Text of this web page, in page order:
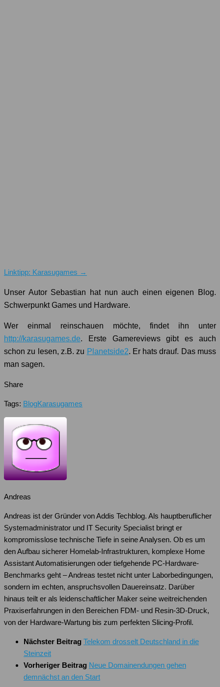
Linktipp: Karasugames →
Unser Autor Sebastian hat nun auch einen eigenen Blog.
Schwerpunkt Games und Hardware.
Wer einmal reinschauen möchte, findet ihn unter
http://karasugames.de. Erste Gamereviews gibt es auch
schon zu lesen, z.B. zu Planetside2. Er hats drauf. Das muss
man sagen.
Share
Tags: BlogKarasugames
Andreas
Andreas ist der Gründer von Addis Techblog. Als hauptberuflicher
Systemadministrator und IT Security Specialist bringt er
kompromisslose technische Tiefe in seine Analysen. Ob es um
den Aufbau sicherer Homelab-Infrastrukturen, komplexe Home
Assistant Automatisierungen oder tiefgehende PC-Hardware-
Benchmarks geht – Andreas testet nicht unter Laborbedingungen,
sondern im echten, anspruchsvollen Dauereinsatz. Darüber
hinaus teilt er als leidenschaftlicher Maker seine weitreichenden
Praxiserfahrungen in den Bereichen FDM- und Resin-3D-Druck,
von der Hardware-Wartung bis zum perfekten Slicing-Profil.
Nächster Beitrag Telekom drosselt Deutschland in die
Steinzeit
Vorheriger Beitrag Neue Domainendungen gehen
demnächst an den Start